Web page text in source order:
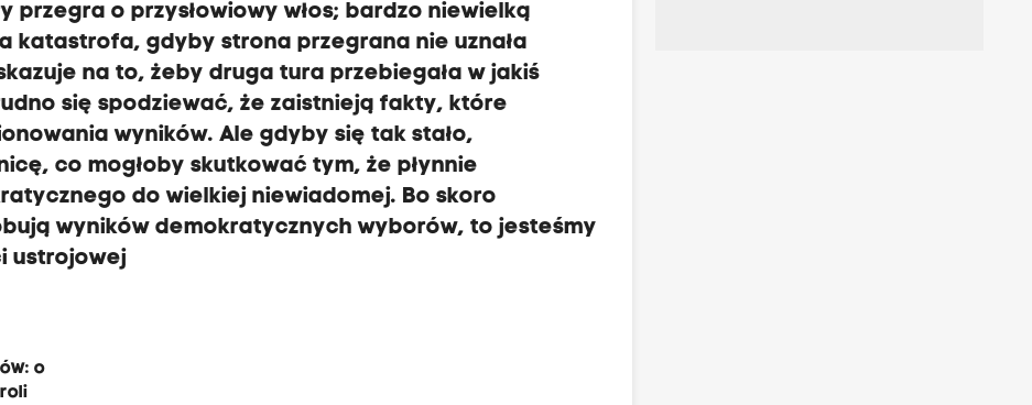
o przysłowiowy włos; bardzo niewielką
katastrofa, gdyby strona przegrana nie uznała
na to, żeby druga tura przebiegała w jakiś
się spodziewać, że zaistnieją fakty, które
wyników. Ale gdyby się tak stało,
co mogłoby skutkować tym, że płynnie
do wielkiej niewiadomej. Bo skoro
wyników demokratycznych wyborów, to jesteśmy
ustrojowej
o